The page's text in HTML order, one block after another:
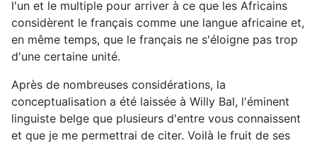
l'un et le multiple pour arriver à ce que les Africains
considèrent le français comme une langue africaine et,
en même temps, que le français ne s'éloigne pas trop
d'une certaine unité.
Après de nombreuses considérations, la
conceptualisation a été laissée à Willy Bal, l'éminent
linguiste belge que plusieurs d'entre vous connaissent
et que je me permettrai de citer. Voilà le fruit de ses